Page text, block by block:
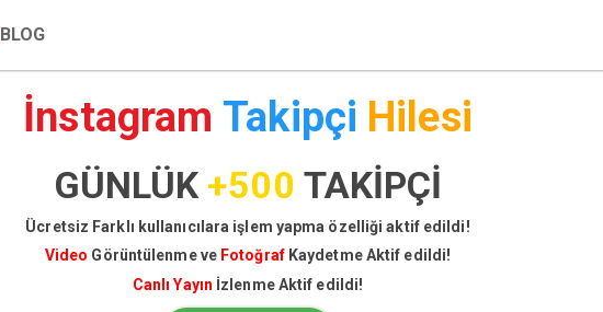
BLOG
İnstagram Takipçi Hilesi
GÜNLÜK +500 TAKİPÇİ
Ücretsiz Farklı kullanıcılara işlem yapma özelliği aktif edildi!
Video Görüntülenme ve Fotoğraf Kaydetme Aktif edildi!
Canlı Yayın İzlenme Aktif edildi!